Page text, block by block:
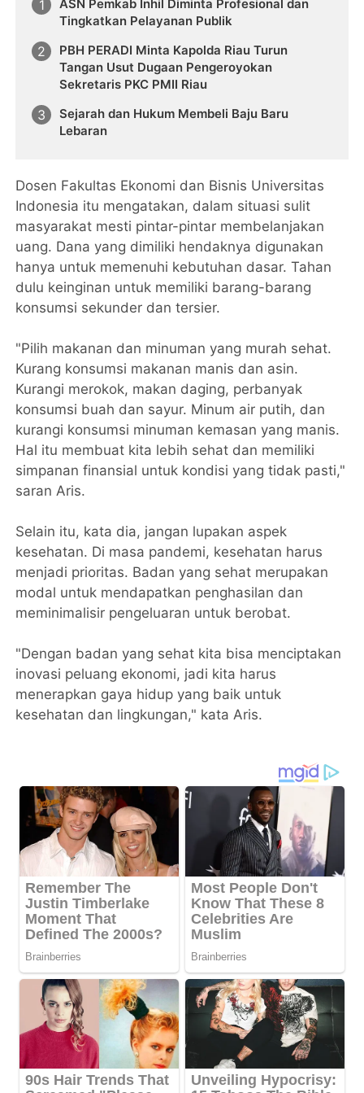
ASN Pemkab Inhil Diminta Profesional dan
Tingkatkan Pelayanan Publik
PBH PERADI Minta Kapolda Riau Turun
Tangan Usut Dugaan Pengeroyokan
Sekretaris PKC PMII Riau
Sejarah dan Hukum Membeli Baju Baru
Lebaran
Dosen Fakultas Ekonomi dan Bisnis Universitas
Indonesia itu mengatakan, dalam situasi sulit
masyarakat mesti pintar-pintar membelanjakan
uang. Dana yang dimiliki hendaknya digunakan
hanya untuk memenuhi kebutuhan dasar. Tahan
dulu keinginan untuk memiliki barang-barang
konsumsi sekunder dan tersier.
"Pilih makanan dan minuman yang murah sehat.
Kurang konsumsi makanan manis dan asin.
Kurangi merokok, makan daging, perbanyak
konsumsi buah dan sayur. Minum air putih, dan
kurangi konsumsi minuman kemasan yang manis.
Hal itu membuat kita lebih sehat dan memiliki
simpanan finansial untuk kondisi yang tidak pasti,"
saran Aris.
Selain itu, kata dia, jangan lupakan aspek
kesehatan. Di masa pandemi, kesehatan harus
menjadi prioritas. Badan yang sehat merupakan
modal untuk mendapatkan penghasilan dan
meminimalisir pengeluaran untuk berobat.
"Dengan badan yang sehat kita bisa menciptakan
inovasi peluang ekonomi, jadi kita harus
menerapkan gaya hidup yang baik untuk
kesehatan dan lingkungan," kata Aris.